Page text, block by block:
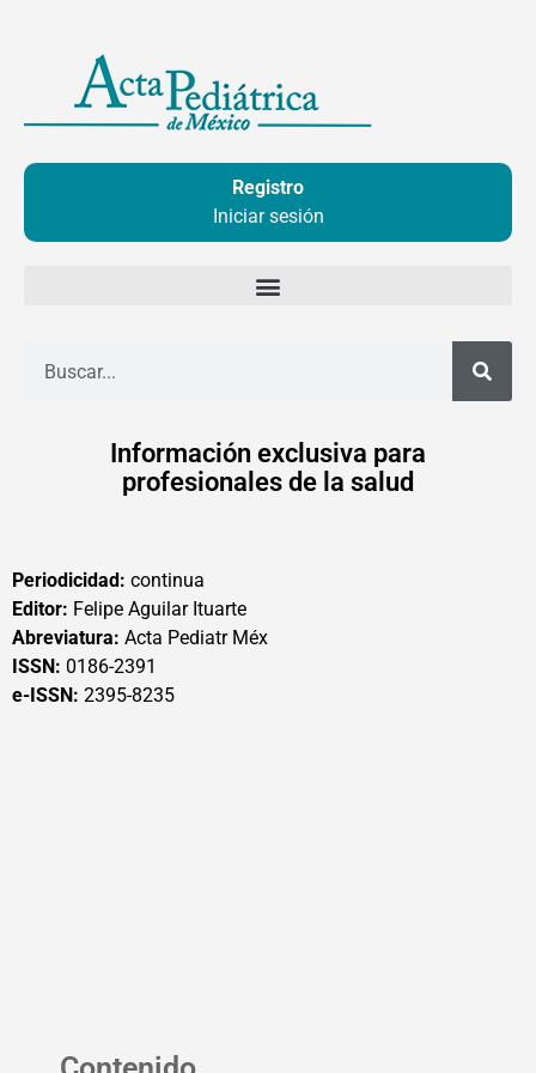
contenido
Registro
Iniciar sesión
Información exclusiva para
profesionales de la salud
Periodicidad: continua
Editor: Felipe Aguilar Ituarte
Abreviatura: Acta Pediatr Méx
ISSN: 0186-2391
e-ISSN: 2395-8235